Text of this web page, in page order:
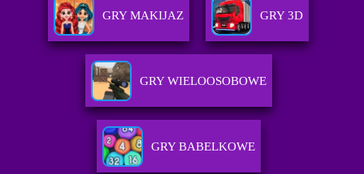
GRY MAKIJAZ GRY 3D
GRY WIELOOSOBOWE
GRY BABELKOWE